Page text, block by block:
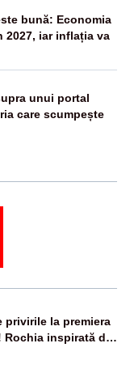
bună: Economia
2027, iar inflația va
unui portal
care scumpește
privirile la premiera
Rochia inspirată de
senzație